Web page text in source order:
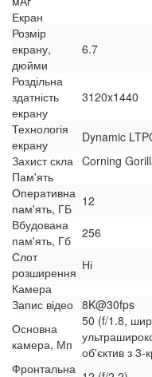
Екран
Розмір
екрану,
дюйми
6.7
Роздільна
здатність
екрану
3120x1440
Технологія
екрану
Dynamic
Захист скла Corning
Пам'ять
Оперативна
пам'ять, ГБ
12
Вбудована
пам'ять, Гб
256
Слот
розширення Ні
Камера
Запис відео 8K@30fps
Основна
камера, Мп
50 (f/1.8,
об'єктив з
Фронтальна